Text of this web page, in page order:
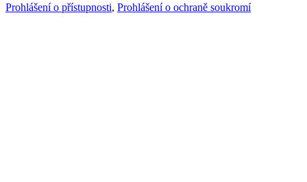
Prohlášení o přístupnosti, Prohlášení o ochraně soukromí